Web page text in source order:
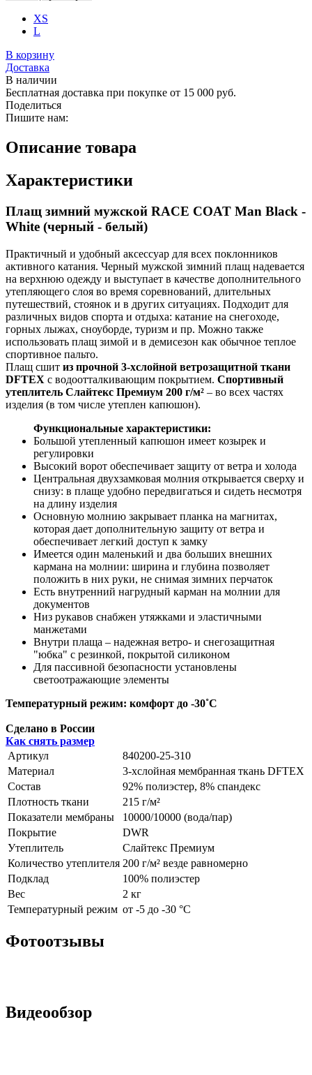
XS
L
В корзину
Доставка
В наличии
Бесплатная доставка при покупке от 15 000 руб.
Поделиться
Пишите нам:
Описание товара
Характеристики
Плащ зимний мужской RACE COAT Man Black -
White (черный - белый)
Практичный и удобный аксессуар для всех поклонников
активного катания. Черный мужской зимний плащ надевается
на верхнюю одежду и выступает в качестве дополнительного
утепляющего слоя во время соревнований, длительных
путешествий, стоянок и в других ситуациях. Подходит для
различных видов спорта и отдыха: катание на снегоходе,
горных лыжах, сноуборде, туризм и пр. Можно также
использовать плащ зимой и в демисезон как обычное теплое
спортивное пальто.
Плащ сшит из прочной 3-хслойной ветрозащитной ткани
DFTEX с водоотталкивающим покрытием. Спортивный
утеплитель Слайтекс Премиум 200 г/м² – во всех частях
изделия (в том числе утеплен капюшон).
Функциональные характеристики:
Большой утепленный капюшон имеет козырек и
регулировки
Высокий ворот обеспечивает защиту от ветра и холода
Центральная двухзамковая молния открывается сверху и
снизу: в плаще удобно передвигаться и сидеть несмотря
на длину изделия
Основную молнию закрывает планка на магнитах,
которая дает дополнительную защиту от ветра и
обеспечивает легкий доступ к замку
Имеется один маленький и два больших внешних
кармана на молнии: ширина и глубина позволяет
положить в них руки, не снимая зимних перчаток
Есть внутренний нагрудный карман на молнии для
документов
Низ рукавов снабжен утяжками и эластичными
манжетами
Внутри плаща – надежная ветро- и снегозащитная
"юбка" с резинкой, покрытой силиконом
Для пассивной безопасности установлены
светоотражающие элементы
Температурный режим: комфорт до -30˚С
Сделано в России
Как снять размер
Артикул
840200-25-310
Материал
3-хслойная мембранная ткань DFTEX
Состав
92% полиэстер, 8% спандекс
Плотность ткани
215 г/м²
Показатели мембраны
10000/10000 (вода/пар)
Покрытие
DWR
Утеплитель
Слайтекс Премиум
Количество утеплителя 200 г/м² везде равномерно
Подклад
100% полиэстер
Вес
2 кг
Температурный режим от -5 до -30 °С
Фотоотзывы
Видеообзор